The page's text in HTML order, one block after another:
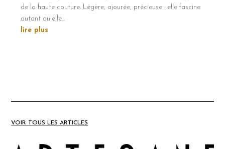
de la haute couture. Légère, ajourée, précieuse : elle fascine
autant qu'elle...
lire plus
VOIR TOUS LES ARTICLES